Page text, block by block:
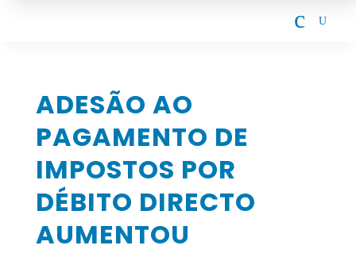
c U
ADESÃO AO
PAGAMENTO DE
IMPOSTOS POR
DÉBITO DIRECTO
AUMENTOU